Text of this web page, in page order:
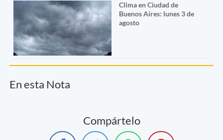
Clima en Ciudad de
Buenos Aires: lunes 3 de
agosto
En esta Nota
Compártelo